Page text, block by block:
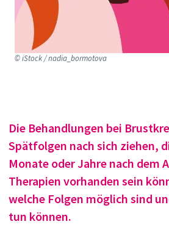
© iStock / nadia_bormotova
Die Behandlungen bei
Spätfolgen nach sich ziehen,
Monate oder Jahre nach dem
Therapien vorhanden sein
welche Folgen möglich sind
tun können.